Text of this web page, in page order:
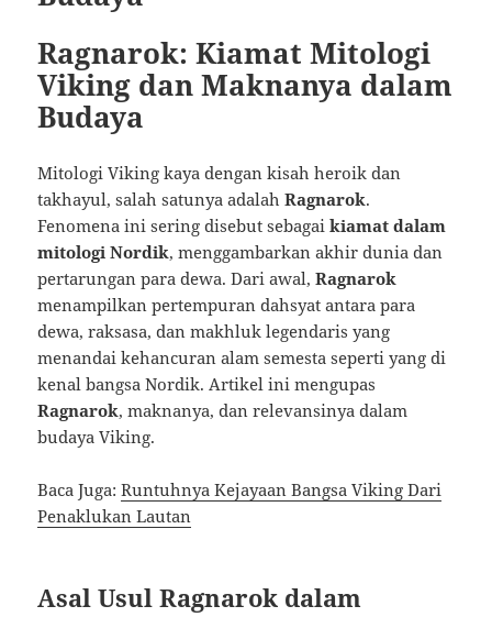
Ragnarok: Kiamat Mitologi
Viking dan Maknanya dalam
Budaya
Mitologi Viking kaya dengan kisah heroik dan
takhayul, salah satunya adalahRagnarok.
Fenomena ini sering disebut sebagaikiamat dalam
mitologi Nordik, menggambarkan akhir dunia dan
pertarungan para dewa. Dari awal,Ragnarok
menampilkan pertempuran dahsyat antara para
dewa, raksasa, dan makhluk legendaris yang
menandai kehancuran alam semesta seperti yang di
kenal bangsa Nordik. Artikel ini mengupas
Ragnarok, maknanya, dan relevansinya dalam
budaya Viking.
Baca Juga:Runtuhnya Kejayaan Bangsa Viking Dari
Penaklukan Lautan
Asal Usul Ragnarok dalam